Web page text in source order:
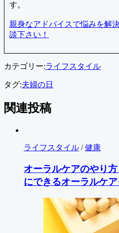
す。
親身なアドバイスで悩みを解
談下さい！
カテゴリー:ライフスタイル
タグ:夫婦の日
関連投稿
ライフスタイル /健康
オーラルケアのやり
にできるオーラルケ